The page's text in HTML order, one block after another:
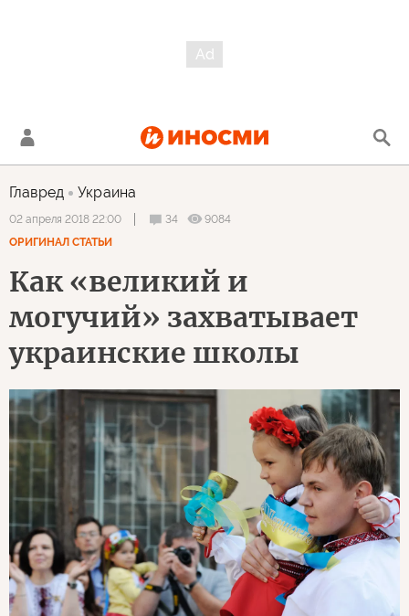
Главред Украина
02 апреля 2018 22:00 34
9084
ОРИГИНАЛ СТАТЬИ
Как «великий и
могучий» захватывает
украинские школы